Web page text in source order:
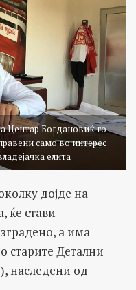
Центар Богдановиќ го
само во интерес
елита
дојде на
ќе стави
а има
старите Детални
наследени од